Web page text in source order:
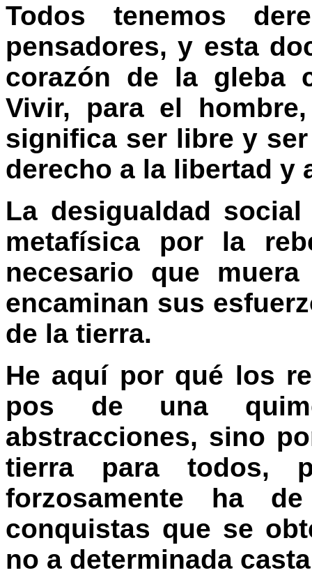
Todos tenemos
pensadores, y esta
corazón de la gleba
Vivir, para el
significa ser libre y
derecho a la libertad y
La desigualdad
metafísica por la
necesario que
encaminan sus
de la tierra.
He aquí por qué los
pos de una
abstracciones, sino
tierra para todos,
forzosamente ha
conquistas que se
no a determinada